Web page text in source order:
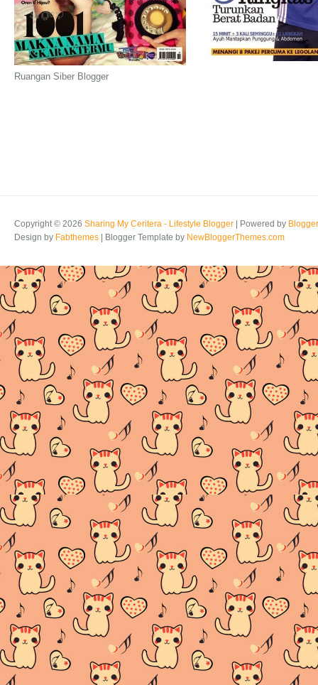
Ruangan Siber Blogger
Copyright © 2026 Sharing My Ceritera - Lifestyle Blogger | Powered by Blogger
Design by Fabthemes | Blogger Template by NewBloggerThemes.com